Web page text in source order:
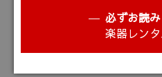
必ずお読
楽器レン